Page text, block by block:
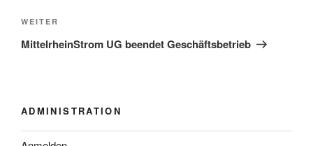
Nächster
Beitrag
WEITER
MittelrheinStrom UG beendet Geschäftsbetrieb
ADMINISTRATION